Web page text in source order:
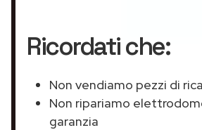
Ricordati che:
Non vendiamo pezzi di
Non ripariamo
garanzia